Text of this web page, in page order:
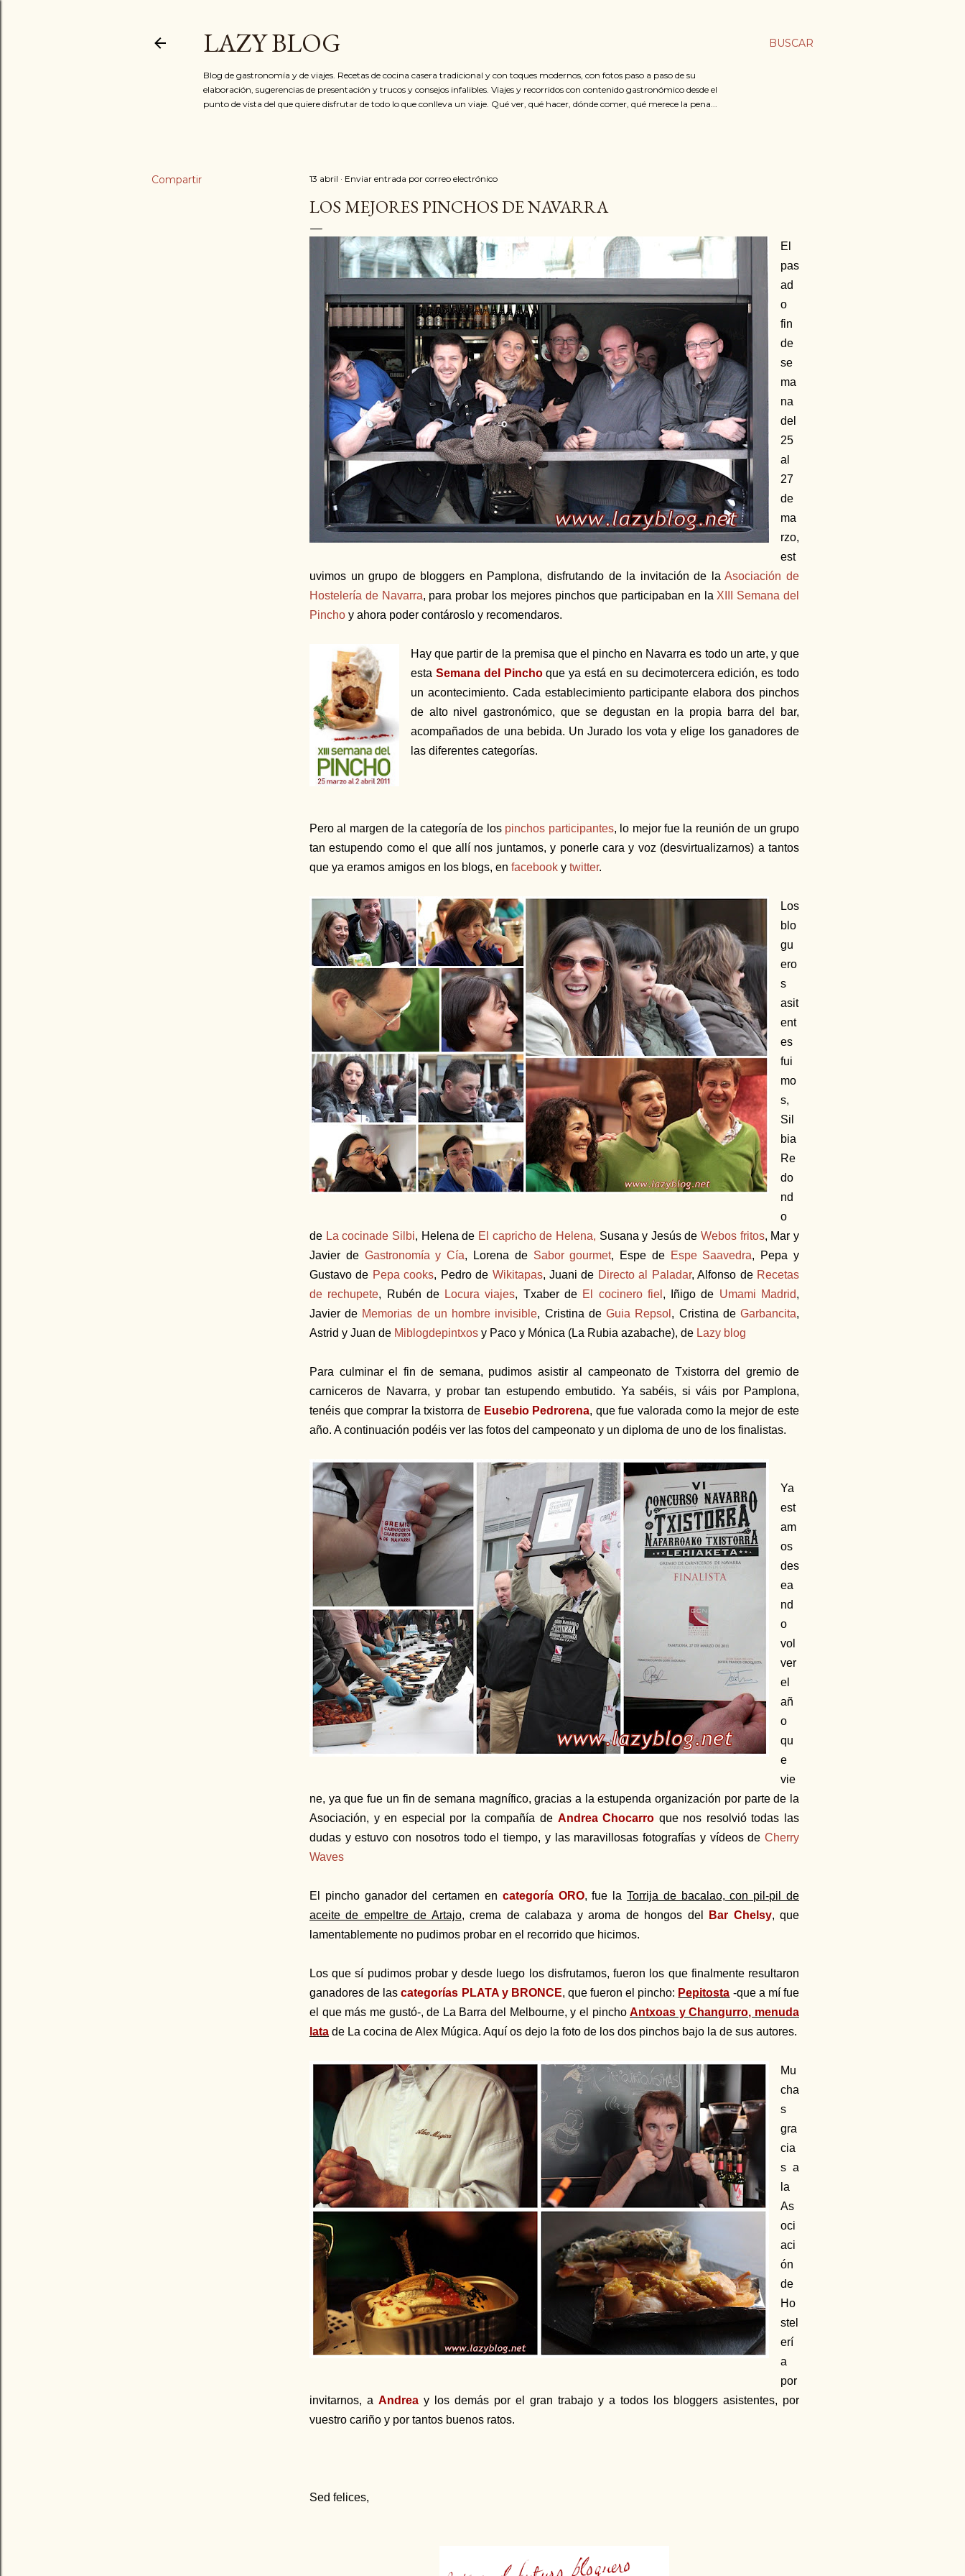
BUSCAR
LAZY BLOG
Blog de gastronomía y de viajes. Recetas de cocina casera tradicional y con toques modernos, con fotos paso a paso de su
elaboración, sugerencias de presentación y trucos y consejos infalibles. Viajes y recorridos con contenido gastronómico desde el
punto de vista del que quiere disfrutar de todo lo que conlleva un viaje. Qué ver, qué hacer, dónde comer, qué merece la pena...
Compartir 13 abril Enviar entrada por correo electrónico
LOS MEJORES PINCHOS DE NAVARRA
El
pas
ad
o
fin
de
se
ma
na
del
25
al
27
de
ma
rzo,
est
uvimos un grupo de bloggers en Pamplona, disfrutando de la invitación de laAsociación de
Hostelería de Navarra, para probar los mejores pinchos que participaban en la XIII Semana del
Pincho y ahora poder contároslo y recomendaros.
Hay que partir de la premisa que el pincho en Navarra es todo un arte, y que
esta Semana del Pinchoque ya está en su decimotercera edición, es todo
un acontecimiento. Cada establecimiento participante elabora dos pinchos
de alto nivel gastronómico, que se degustan en la propia barra del bar,
acompañados de una bebida. Un Jurado los vota y elige los ganadores de
las diferentes categorías.
Pero al margen de la categoría de los pinchos participantes, lo mejor fue la reunión de un grupo
tan estupendo como el que allí nos juntamos, y ponerle cara y voz (desvirtualizarnos) a tantos
que ya eramos amigos en los blogs, en facebook y twitter.
Los
blo
gu
ero
s
asit
ent
es
fui
mo
s,
Sil
bia
Re
do
nd
o
de La cocinade Silbi, Helena de El capricho de Helena, Susana y Jesús deWebos fritos, Mar y
Javier de Gastronomía y Cía, Lorena de Sabor gourmet, Espe de Espe Saavedra, Pepa y
Gustavo de Pepa cooks, Pedro de Wikitapas, Juani de Directo al Paladar, Alfonso de Recetas
de rechupete, Rubén de Locura viajes, Txaber de El cocinero fiel , Iñigo de Umami Madrid,
Javier de Memorias de un hombre invisible, Cristina deGuia Repsol , Cristina deGarbancita,
Astrid y Juan de Miblogdepintxos y Paco y Mónica (La Rubia azabache), de Lazy blog
Para culminar el fin de semana, pudimos asistir al campeonato de Txistorra del gremio de
carniceros de Navarra, y probar tan estupendo embutido. Ya sabéis, si váis por Pamplona,
tenéis que comprar la txistorra de Eusebio Pedrorena, que fue valorada como la mejor de este
año. A continuación podéis ver las fotos del campeonato y un diploma de uno de los finalistas.
Ya
est
am
os
des
ea
nd
o
vol
ver
el
añ
o
qu
e
vie
ne, ya que fue un fin de semana magnífico, gracias a la estupenda organización por parte de la
Asociación, y en especial por la compañía de Andrea Chocarro que nos resolvió todas las
dudas y estuvo con nosotros todo el tiempo, y las maravillosas fotografías y vídeos de Cherry
Waves
El pincho ganador del certamen en categoría ORO, fue laTorrija de bacalao, con pil-pil de
aceite de empeltre de Artajo, crema de calabaza y aroma de hongos del Bar Chelsy, que
lamentablemente no pudimos probar en el recorrido que hicimos.
Los que sí pudimos probar y desde luego los disfrutamos, fueron los que finalmente resultaron
ganadores de lascategorías PLATA y BRONCE, que fueron el pincho: Pepitosta -que a mí fue
el que más me gustó-, de La Barra del Melbourne, y el pinchoAntxoas y Changurro, menuda
lata de La cocina de Alex Múgica. Aquí os dejo la foto de los dos pinchos bajo la de sus autores.
Mu
cha
s
gra
cia
s a
la
As
oci
aci
ón
de
Ho
stel
erí
a
por
invitarnos, a Andrea y los demás por el gran trabajo y a todos los bloggers asistentes, por
vuestro cariño y por tantos buenos ratos.
Sed felices,